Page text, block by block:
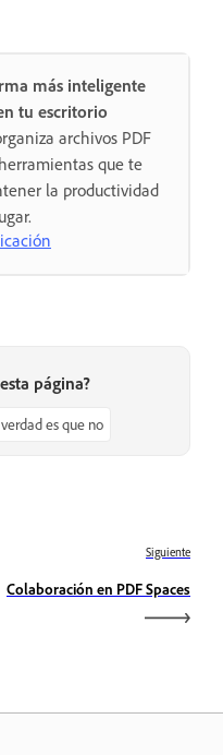
más inteligente
tu escritorio
archivos PDF
que te
la productividad
página?
es que no
Siguiente
Colaboración en PDF Spaces